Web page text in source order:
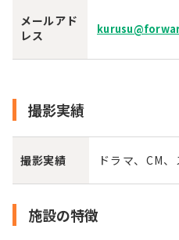
メールアド
レス
撮影実績
撮影実績 ドラマ、CM
施設の特徴